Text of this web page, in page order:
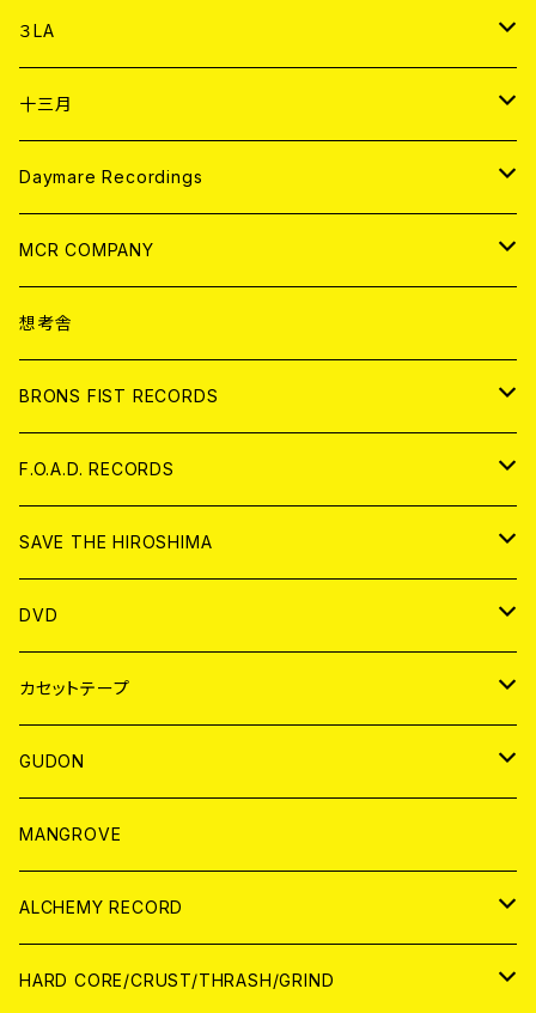
DIGITAL CONTENTS
アナログ
CD
ANALOG
アパレル
３LA
CD
ANALOG
十三月
CD
ANALOG
Daymare Recordings
CD
ANALOG
MCR COMPANY
CD
アパレル
ANALOG
想考舎
BRONS FIST RECORDS
CD
ANALOG
F.O.A.D. RECORDS
CD
ANALOG
SAVE THE HIROSHIMA
アパレル
BADGE
DVD
JAPAN
WORLD
カセットテープ
JAPAN
WORLD
GUDON
アパレル
PATCH
アナログ
MANGROVE
ALCHEMY RECORD
CD
HARD CORE/CRUST/THRASH/GRIND